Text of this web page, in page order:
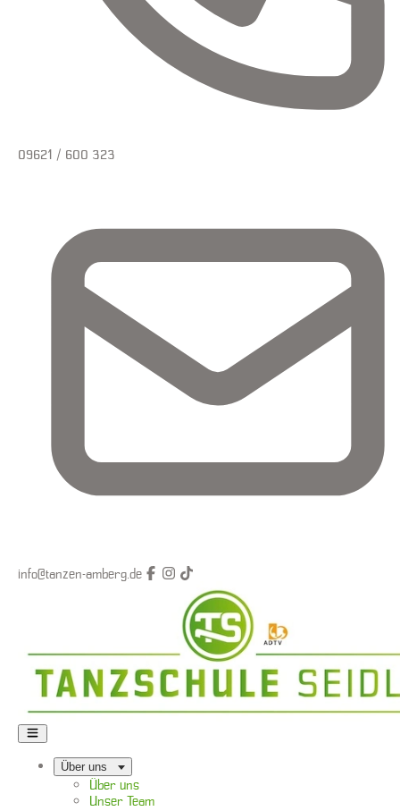
09621 / 600 323
info@tanzen-amberg.de
Über uns
Über uns
Unser Team